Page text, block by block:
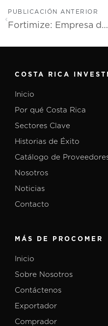
PUBLICACIÓN ANTERIOR
Fortimize: Empresa de servicios para el sector financiero expande sus operaciones en Costa Rica
COSTA RICA
Inicio
Por qué Costa Rica
Sectores Clave
Historias de Éxito
Catálogo de
Nosotros
Noticias
Contacto
MÁS DE PROCOMER
Inicio
Sobre Nosotros
Contáctenos
Exportador
Comprador